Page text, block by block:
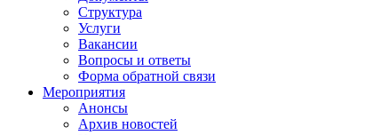
Структура
Услуги
Вакансии
Вопросы и ответы
Форма обратной связи
Мероприятия
Анонсы
Архив новостей